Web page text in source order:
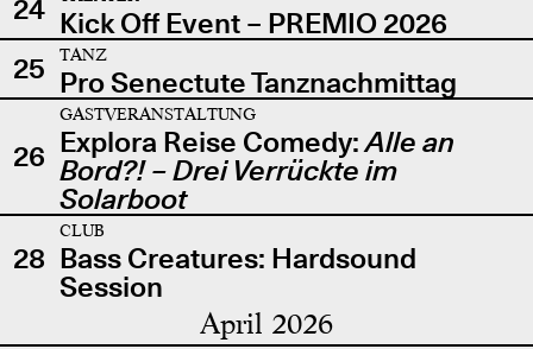
24 Kick Off Event – PREMIO 2026
25
TANZ
Pro Senectute Tanznachmittag
26
GASTVERANSTALTUNG
Explora Reise Comedy:Alle an
Bord?! – Drei Verrückte im
Solarboot
28
CLUB
Bass Creatures: Hardsound
Session
April 2026